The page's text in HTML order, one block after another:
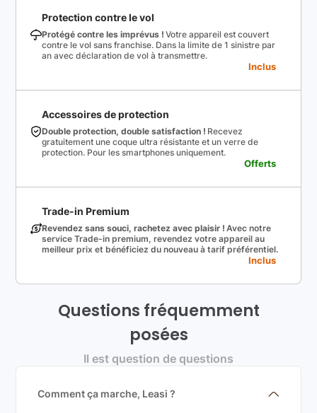
Protection contre le vol
Protégé contre les imprévus ! Votre appareil est couvert
contre le vol sans franchise. Dans la limite de 1 sinistre par
an avec déclaration de vol à transmettre.
Inclus
Accessoires de protection
Double protection, double satisfaction ! Recevez
gratuitement une coque ultra résistante et un verre de
protection. Pour les smartphones uniquement.
Offerts
Trade-in Premium
Revendez sans souci, rachetez avec plaisir ! Avec notre
service Trade-in premium, revendez votre appareil au
meilleur prix et bénéficiez du nouveau à tarif préférentiel.
Inclus
Questions fréquemment
posées
Il est question de questions
Comment ça marche, Leasi ?